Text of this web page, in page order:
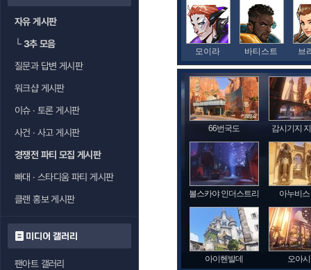
자유 게시판
└3추 모음
질문과 답변 게시판
워크샵 게시판
이슈 · 토론 게시판
사건 · 사고 게시판
경쟁전 파티 모집 게시판
빠대 · 스타디움 파티 게시판
클랜 홍보 게시판
미디어 갤러리
팬아트 갤러리
모이라 바티스트 브
66번국도 감시기지
볼스카야 인더스트리 아누비
아이헨발데 오아